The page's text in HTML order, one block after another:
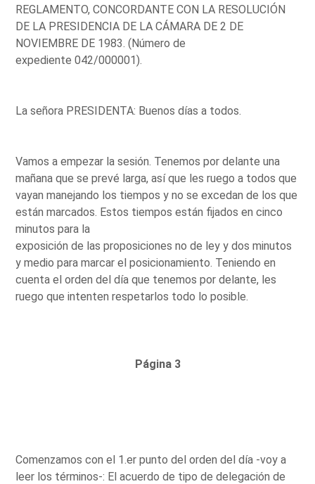
REGLAMENTO, CONCORDANTE CON LA RESOLUCIÓN
DE LA PRESIDENCIA DE LA CÁMARA DE 2 DE
NOVIEMBRE DE 1983. (Número de
expediente 042/000001).
La señora PRESIDENTA: Buenos días a todos.
Vamos a empezar la sesión. Tenemos por delante una
mañana que se prevé larga, así que les ruego a todos que
vayan manejando los tiempos y no se excedan de los que
están marcados. Estos tiempos están fijados en cinco
minutos para la
exposición de las proposiciones no de ley y dos minutos
y medio para marcar el posicionamiento. Teniendo en
cuenta el orden del día que tenemos por delante, les
ruego que intenten respetarlos todo lo posible.
Página 3
Comenzamos con el 1.er punto del orden del día -voy a
leer los términos-: El acuerdo de tipo de delegación de